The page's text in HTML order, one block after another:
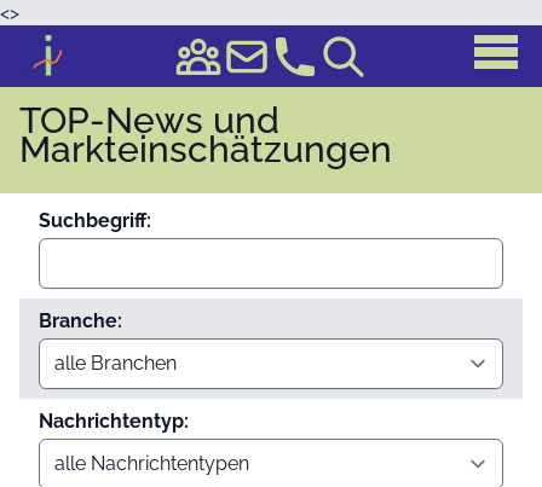
<>
TOP-News und
Markteinschätzungen
Suchbegriff:
Branche:
Nachrichtentyp: